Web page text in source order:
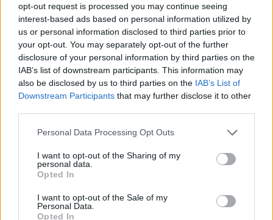
opt-out request is processed you may continue seeing
interest-based ads based on personal information utilized by
us or personal information disclosed to third parties prior to
your opt-out. You may separately opt-out of the further
disclosure of your personal information by third parties on the
IAB’s list of downstream participants. This information may
also be disclosed by us to third parties on the IAB’s List of
Downstream Participants that may further disclose it to other
Personal Data Processing Opt Outs
I want to opt-out of the Sharing of my
personal data.
Opted In
I want to opt-out of the Sale of my
Personal Data.
Opted In
Μεταπροπονητική πείνα: Ο λόγος
που θέλεις να καταβροχθίσεις τα
πάντα μετά την άσκηση
27 Φεβρουαρίου 2026
Ωρίων – Σπάνια νοσήματα
συνδέονται με μνημεία που
27 Φεβρουαρίου 2026
Γεωργιάδης: Πολλαπλά οφέλη από
τη συνεργασία δημοσίου και
27 Φεβρουαρίου 2026